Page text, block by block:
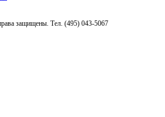
защищены. Тел. (495) 043-5067